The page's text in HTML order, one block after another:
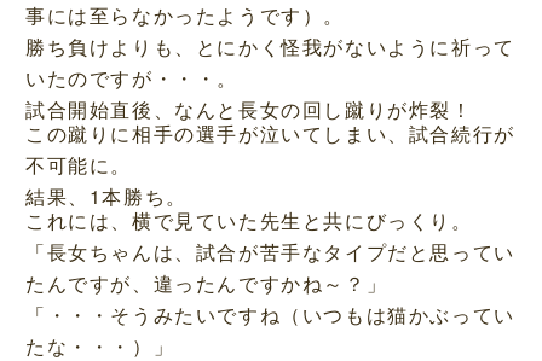
事には至らなかったようです）。
勝ち負けよりも、とにかく怪我がないように祈って
いたのですが・・・。
試合開始直後、なんと長女の回し蹴りが炸裂！
この蹴りに相手の選手が泣いてしまい、試合続行が
不可能に。
結果、1本勝ち。
これには、横で見ていた先生と共にびっくり。
「長女ちゃんは、試合が苦手なタイプだと思ってい
たんですが、違ったんですかね～？」
「・・・そうみたいですね（いつもは猫かぶってい
たな・・・）」